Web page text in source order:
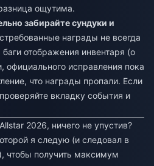
ощутима.
забирайте сундуки и
награды не всегда
отображения инвентаря (о
официального исправления пока
что награды пропали. Если
вкладку события и
2026, ничего не упустив?
я следую (и следовал в
чтобы получить максимум